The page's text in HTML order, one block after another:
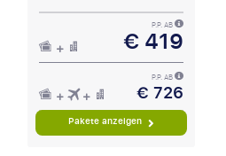
P.P. AB
€ 419
P.P. AB
€ 726
Pakete anzeigen